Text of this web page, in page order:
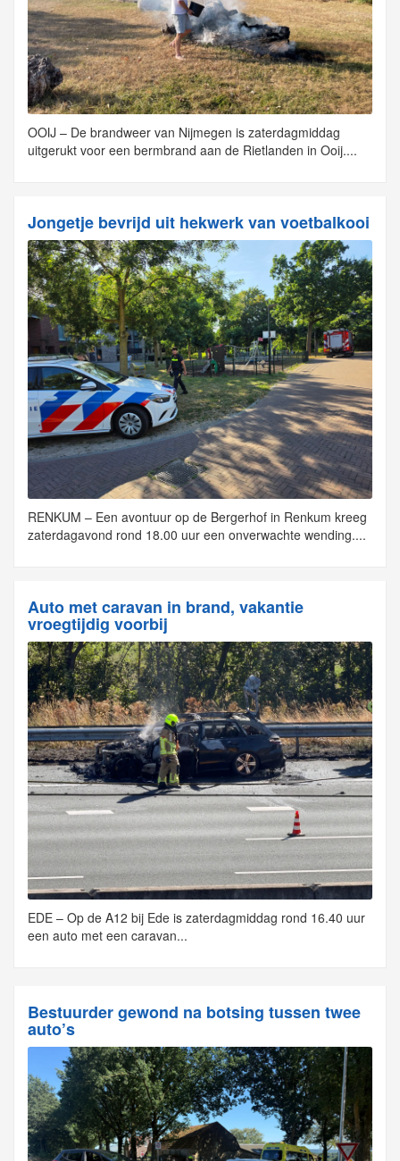
OOIJ – De brandweer van Nijmegen is zaterdagmiddag
uitgerukt voor een bermbrand aan de Rietlanden in Ooij....
Jongetje bevrijd uit hekwerk van voetbalkooi
RENKUM – Een avontuur op de Bergerhof in Renkum kreeg
zaterdagavond rond 18.00 uur een onverwachte wending....
Auto met caravan in brand, vakantie
vroegtijdig voorbij
EDE – Op de A12 bij Ede is zaterdagmiddag rond 16.40 uur
een auto met een caravan...
Bestuurder gewond na botsing tussen twee
auto’s